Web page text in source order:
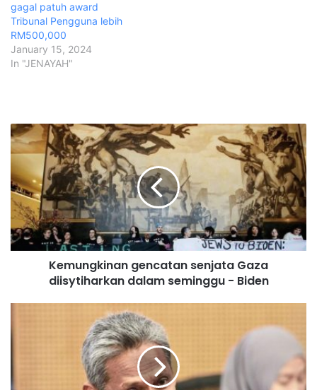
gagal patuh award
Tribunal Pengguna lebih
RM500,000
January 15, 2024
In "JENAYAH"
K
e
m
u
n
g
k
i
n
a
Kemungkinan gencatan senjata Gaza
diisytiharkan dalam seminggu - Biden
i